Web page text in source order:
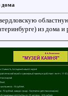
дома
из дома